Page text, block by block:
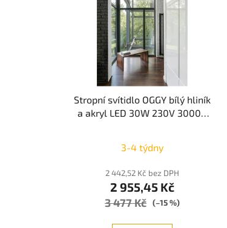
Stropní svítidlo OGGY bílý hliník
a akryl LED 30W 230V 3000K
3-4 týdny
2 442,52 Kč bez DPH
2 955,45 Kč
3 477 Kč (–15 %)